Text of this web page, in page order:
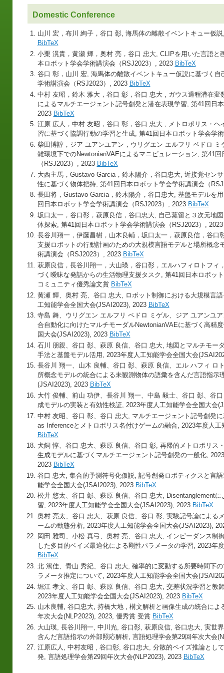
Domestic Conference
山川 宏，布川 絢子，谷口 彰, 海馬体の離散イベントキュー仮
BibTeX
小栗 滉貴，黄瀬 輝，奥村 亮，谷口 忠大, CLIPを用いた言語と
本ロボット学会学術講演会（RSJ2023）, 2023 BibTeX
谷口 彰，山川 宏, 海馬体の離散イベントキュー仮説に基づく
学術講演会（RSJ2023）, 2023 BibTeX
中村 友昭，鈴木 雅大，谷口 彰，谷口 忠大 , ガウス過程潜在変
によるマルチエージェント記号創発と潜在表現学習, 第41回日
2023 BibTeX
江原 広人，中村 友昭，谷口 彰，谷口 忠大 , メトロポリス・ヘ
習に基づく協調行動の学習と生成, 第41回日本ロボット学会学
柴田博諄，ジア ユアンユアン，ウリグエン エルフリ ペドロ
雑環境下でのNewtonianVAEによるマニピュレーション, 第41
（RSJ2023）, 2023 BibTeX
大西主馬，Gustavo Garcia，鈴木陽介，谷口忠大, 近接覚セン
性に基づく物体把持, 第41回日本ロボット学会学術講演会（
長田将，Gustavo Garcia，鈴木陽介，谷口忠大, 基盤モデルを
回日本ロボット学会学術講演会（RSJ2023）, 2023 BibTeX
坂口太一，谷口彰，萩原良信，谷口忠大, 自己蒸留と３次元地
体探索, 第41回日本ロボット学会学術講演会（RSJ2023）,
長谷川翔一，伊藤昌樹，山木良輔，坂口太一，萩原良信，谷口
支援ロボットの行動計画のための大規模言語モデルと場所概念
術講演会（RSJ2023）, 2023 BibTeX
萩原良信，長谷川翔一，大山瑛，谷口彰，エルハフィロトフィ
づく曖昧な発話からの生活物理支援タスク, 第41回日本ロボッ
コミュニティ優秀論文賞 BibTeX
黄瀬 輝、奥村 亮、谷口 忠大, ロボット制御における大規模言
工知能学会全国大会(JSAI2023), 2023 BibTeX
寺島 舞、ウリグエン エルフリ ペドロ ミゲル、ジア ユアンユ
合自動化に向けたマルチモーダルNewtonianVAEに基づく高精
国大会(JSAI2023), 2023 BibTeX
石川 朋親、谷口 彰、萩原 良信、谷口 忠大, 地図とマルチモー
手法と基盤モデル活用, 2023年度人工知能学会全国大会
長谷川 翔一、山木 良輔、谷口 彰、萩原 良信、エル ハフィ ロ
所概念モデルの統合による未観測物体の語彙を含んだ言語指示
(JSAI2023), 2023 BibTeX
大竹 俊輔、前山 功伊、長谷川 翔一、中島 毅士、谷口 彰、谷
成モデルの実装と有効性検証, 2023年度人工知能学会全国大会
中村 友昭、谷口 彰、谷口 忠大, マルチエージェント記号創発
as Inferenceとメトロポリス名付けゲームの融合, 2023年度人
BibTeX
犬飼 惇、谷口 忠大、萩原 良信、谷口 彰, 再帰的メトロポリス
生成モデルに基づくマルチエージェント記号創発の一般化,
2023 BibTeX
谷口 忠大, 集合的予測符号化仮説, 記号創発ロボティクスと言
能学会全国大会(JSAI2023), 2023 BibTeX
松井 悠太、谷口 彰、萩原 良信、谷口 忠大, Disentanglement
習, 2023年度人工知能学会全国大会(JSAI2023), 2023 BibTeX
奥村 亮太、谷口 忠大、萩原 良信、谷口 彰, 実験記号論による
ームの動態分析, 2023年度人工知能学会全国大会(JSAI2023),
岡田 雅司、小松 真弓、奥村 亮、谷口 忠大, インピーダンス制
した多目的ベイズ最適化による剛性パラメータの学習, 2023年
BibTeX
北 篤佳、青山 秀紀、谷口 忠大, 確率的に変動する所要時間下
ラメータ推定について, 2023年度人工知能学会全国大会
堀江 孝文、谷口 彰、萩原 良信、谷口 忠大, 交差状況学習と教
2023年度人工知能学会全国大会(JSAI2023), 2023 BibTeX
山木良輔, 谷口忠大, 持橋大地 , 構文解析と画像生成の統合に
年次大会(NLP2023), 2023, 優秀賞 受賞 BibTeX
大山瑛, 長谷川翔一, 中川光, 谷口彰, 萩原良信, 谷口忠大, 実世
含んだ言語指示の外部照応解析, 言語処理学会第29回年次大会
江原広人, 中村友昭 , 谷口彰, 谷口忠大, 分散的ベイズ推論とし
発, 言語処理学会第29回年次大会(NLP2023), 2023 BibTeX